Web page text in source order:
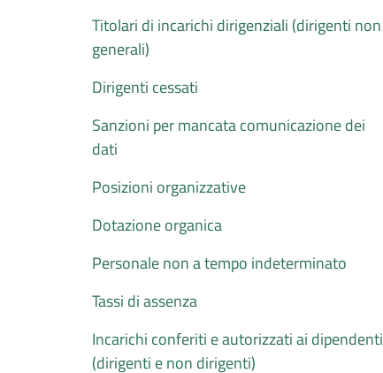
Titolari di incarichi dirigenziali (dirigenti non
generali)
Dirigenti cessati
Sanzioni per mancata comunicazione dei
dati
Posizioni organizzative
Dotazione organica
Personale non a tempo indeterminato
Tassi di assenza
Incarichi conferiti e autorizzati ai dipendenti
(dirigenti e non dirigenti)